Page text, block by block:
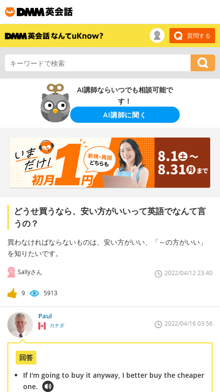
質問する
AI講師ならいつでも相談可能で
す！
AI講師に聞く
どうせ買うなら、安い方がいいって英語でなんて言
うの？
買わなければならないものは、安い方がいい、「～の方がいい」
を知りたいです。
Sallyさん 2022/04/12 23:40
9 5913
Paul
カナダ 2022/04/16 03:56
回答
If I'm going to buy it anyway, I better buy the cheaper
one.